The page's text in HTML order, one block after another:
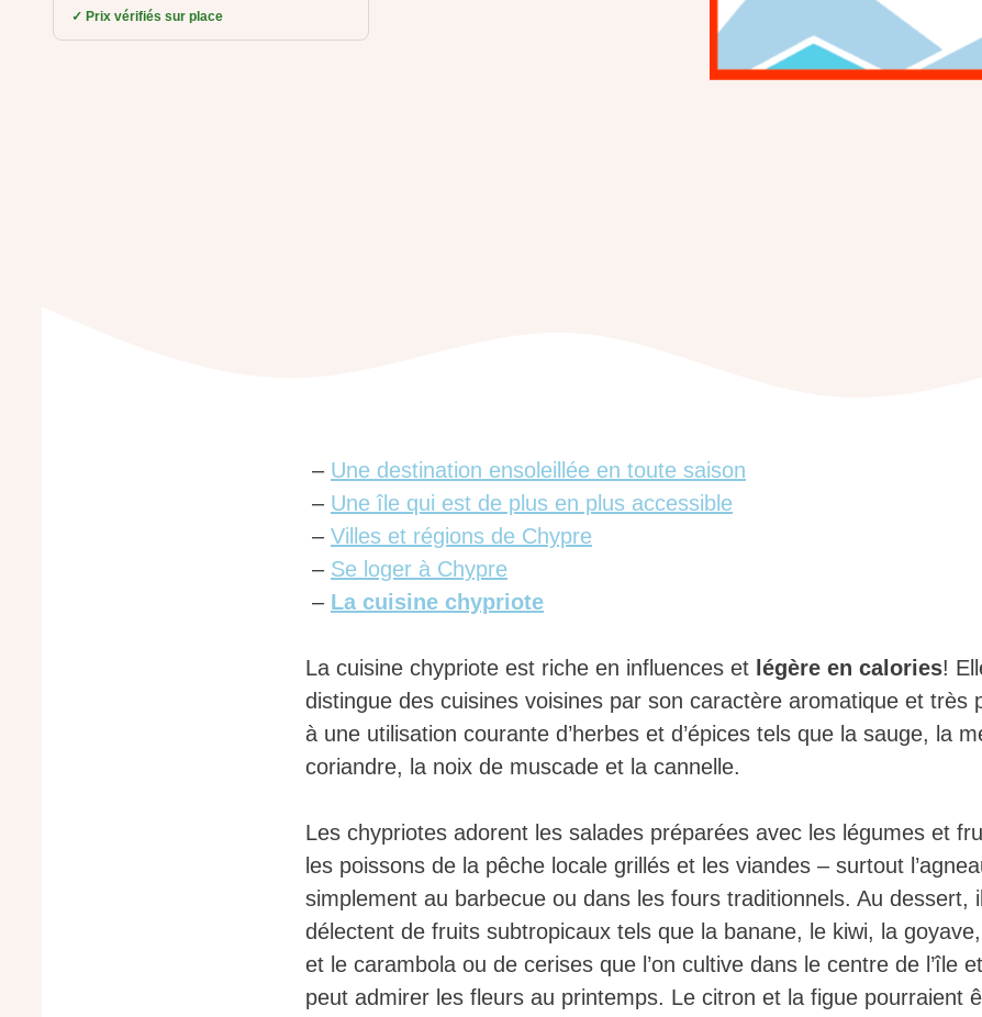
✓ Prix vérifiés sur place
– Une destination ensoleillée en toute saison
– Une île qui est de plus en plus accessible
– Villes et régions de Chypre
– Se loger à Chypre
– La cuisine chypriote
La cuisine chypriote est riche en influences et légère en calories!
distingue des cuisines voisines par son caractère aromatique et très
à une utilisation courante d’herbes et d’épices tels que la sauge, la
coriandre, la noix de muscade et la cannelle.
Les chypriotes adorent les salades préparées avec les légumes et
les poissons de la pêche locale grillés et les viandes – surtout
simplement au barbecue ou dans les fours traditionnels. Au dessert,
délectent de fruits subtropicaux tels que la banane, le kiwi, la
et le carambola ou de cerises que l’on cultive dans le centre de l’île
peut admirer les fleurs au printemps. Le citron et la figue pourraient